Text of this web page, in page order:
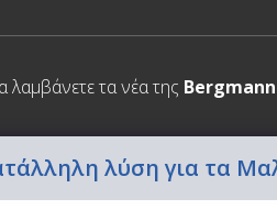
λαμβάνετε τα νέα της
Reserved Όροι χρήσης
λύση για τα